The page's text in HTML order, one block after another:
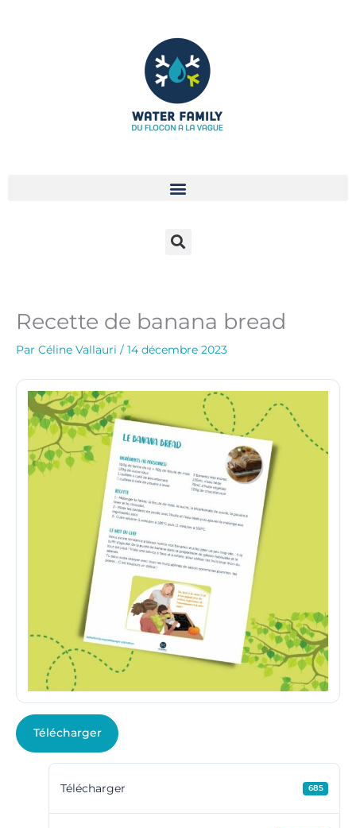
Recette de banana bread
Par Céline Vallauri / 14 décembre 2023
Télécharger
Télécharger 685